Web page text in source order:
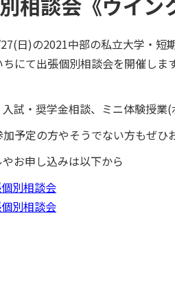
日)の2021中部の私立大学・短
にて出張個別相談会を開催します
入試・奨学金相談、ミニ体験授
予定の方やそうでない方もぜひ
お申し込みは以下から
別相談会
別相談会